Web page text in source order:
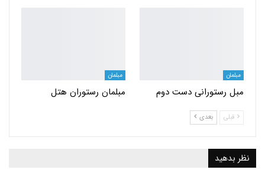
مبلمان
مبل رستورانی دست دوم
مبلمان
مبلمان رستوران هتل
قبلی بعدی
نظر بدهید